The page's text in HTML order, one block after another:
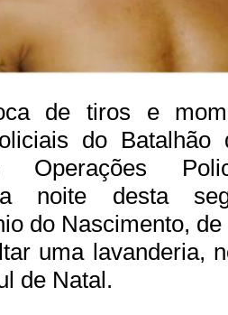
de tiros e
do
Operações
noite desta
do Nascimento,
uma lavanderia,
de Natal.